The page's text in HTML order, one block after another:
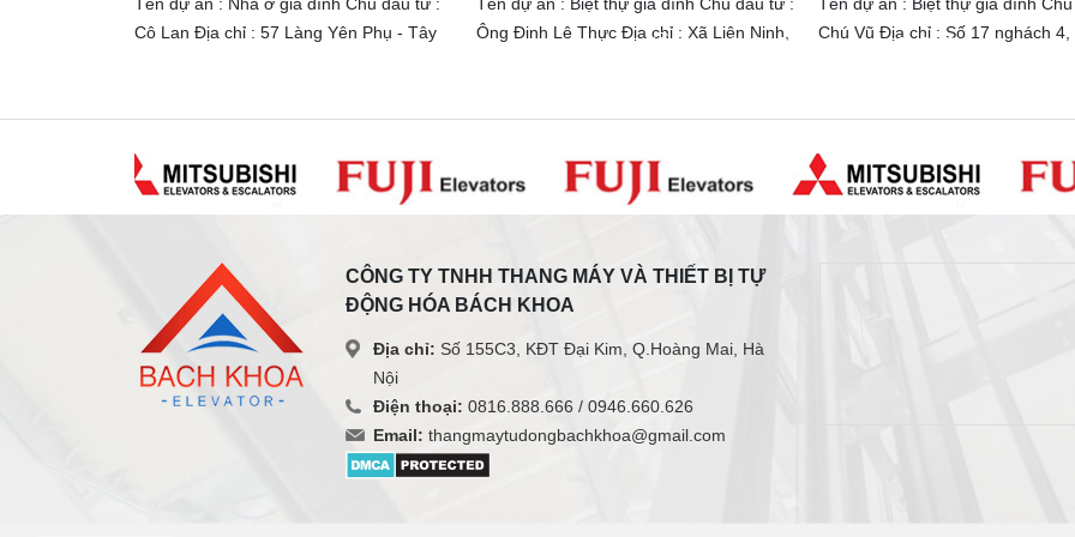
Cô Lan Địa chỉ : 57 Làng Yên Phụ - Tây
Ông Đinh Lê Thực Địa chỉ : Xã Liên Ninh,
độ : 60 m/s
Chú Vũ Địa chỉ : Số 17 nghách 4,
05 điểm dừng Tốc độ : 60 m/s
CÔNG TY TNHH THANG MÁY VÀ THIẾT BỊ TỰ
ĐỘNG HÓA BÁCH KHOA
Địa chỉ: Số 155C3, KĐT Đại Kim, Q.Hoàng Mai, Hà
Nội
Điện thoại: 0816.888.666 / 0946.660.626
Email: thangmaytudongbachkhoa@gmail.com